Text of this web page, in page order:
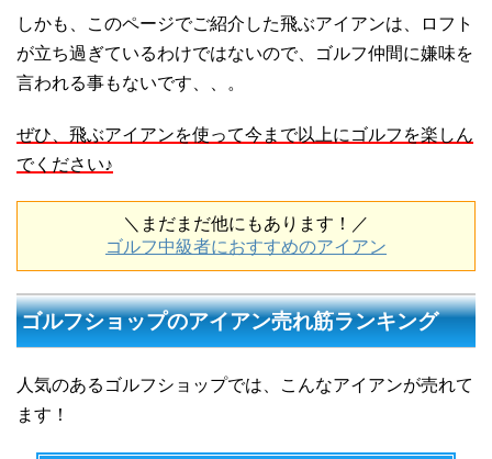
しかも、このページでご紹介した飛ぶアイアンは、ロフト
が立ち過ぎているわけではないので、ゴルフ仲間に嫌味を
言われる事もないです、、。
ぜひ、飛ぶアイアンを使って今まで以上にゴルフを楽しん
でください♪
＼まだまだ他にもあります！／
ゴルフ中級者におすすめのアイアン
ゴルフショップのアイアン売れ筋ランキング
人気のあるゴルフショップでは、こんなアイアンが売れて
ます！